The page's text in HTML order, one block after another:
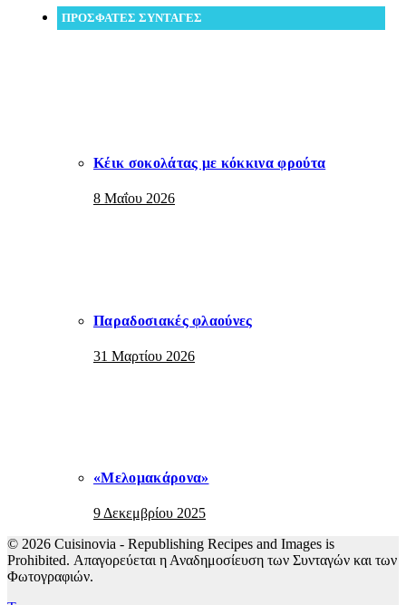
ΠΡΟΣΦΑΤΕΣ ΣΥΝΤΑΓΕΣ
Κέικ σοκολάτας με κόκκινα φρούτα
8 Μαΐου 2026
Παραδοσιακές φλαούνες
31 Μαρτίου 2026
«Μελομακάρονα»
9 Δεκεμβρίου 2025
© 2026 Cuisinovia - Republishing Recipes and Images is
Prohibited. Απαγορεύεται η Αναδημοσίευση των Συνταγών και των
Φωτογραφιών.